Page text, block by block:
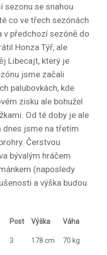
sezonu se snahou
co ve třech sezónách
v předchozí sezóně do
Honza Týř, ale
Libecajt, který je
jsme začali
palubovkách, kde
zisku ale bohužel
Od té doby je ale
dnes jsme na třetím
Čerstvou
bývalým hráčem
(naposledy
a výška budou
Post Výška Váha
3 178 cm 70 kg